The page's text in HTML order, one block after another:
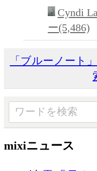
Cyndi
ー(5,486)
「ブルーノート
mixiニュース